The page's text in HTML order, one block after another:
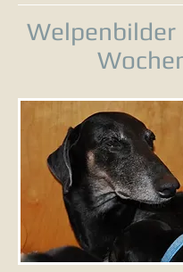
Welpenbilder